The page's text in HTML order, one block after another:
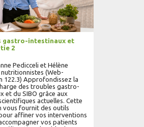
gastro-intestinaux et
2
Pedicceli et Hélène
nutritionnistes (Web-
122.3) Approfondissez la
des troubles gastro-
et du SIBO grâce aux
actuelles. Cette
vous fournit des outils
affiner vos interventions
vos patients